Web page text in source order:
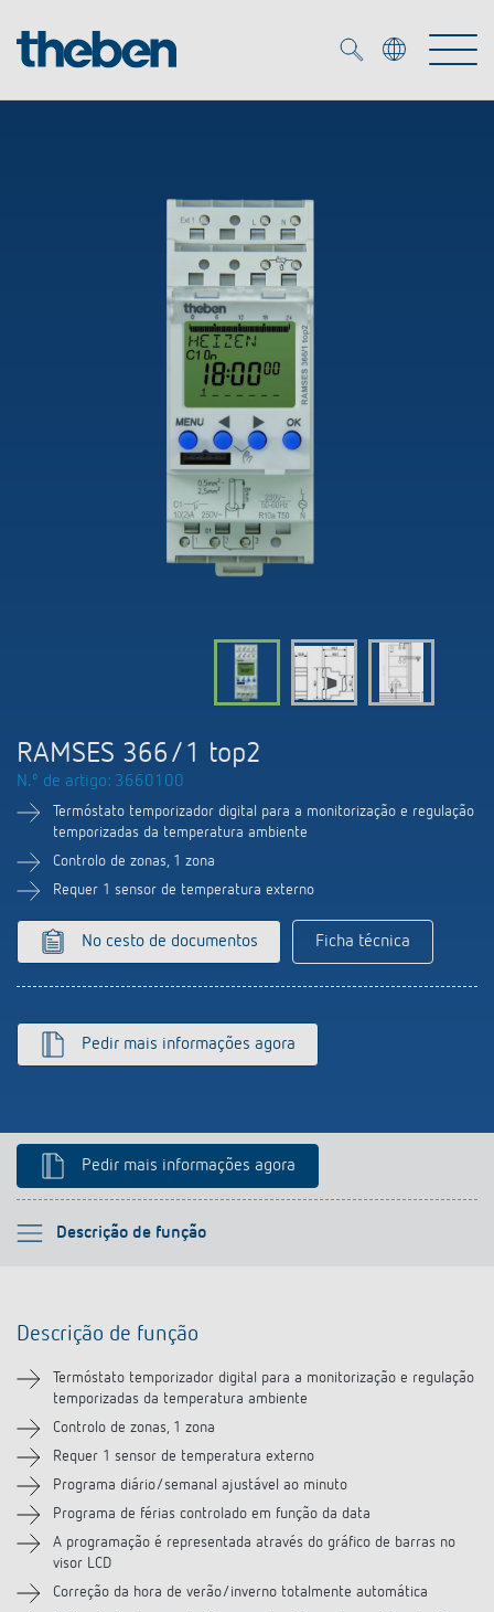
Smart Home
Detetores de presença e movimentos
Controlo da hora e da luz
Biblioteca de mídia
Seminários técnicos
Sistema de casa inteligente LUXORliving
Projetores de LED
Comutação e regulação de LEDs
Medição inteligente
Informações atuais
Linha direta
Distribuicao global
Pesquisador de produtos
RAMSES 366/1 top2
N.º de artigo: 3660100
Termóstato temporizador digital para a monitorização e regulação
temporizadas da temperatura ambiente
Controlo de zonas, 1 zona
Requer 1 sensor de temperatura externo
No cesto de documentos Ficha técnica
Pedir mais informações agora
Pedir mais informações agora
Descrição de função
Por favor selecione
Informação técnica
Transferências
Acessórios
Descrição de função
Termóstato temporizador digital para a monitorização e regulação
temporizadas da temperatura ambiente
Controlo de zonas, 1 zona
Requer 1 sensor de temperatura externo
Programa diário/semanal ajustável ao minuto
Programa de férias controlado em função da data
A programação é representada através do gráfico de barras no
visor LCD
Correção da hora de verão/inverno totalmente automática